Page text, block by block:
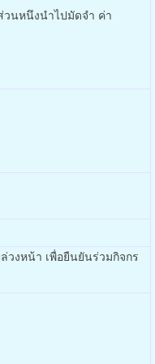
วนหนึงนำไปมัดจำ ค่า
วงหน้า เพื่อยืนยันร่วมกิจกร